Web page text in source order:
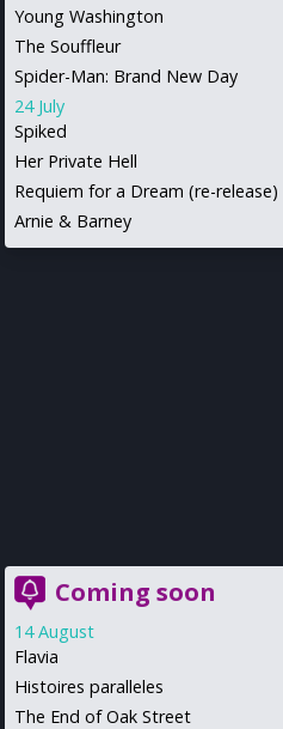
Young Washington
The Souffleur
Spider-Man: Brand New Day
24 July
Spiked
Her Private Hell
Requiem for a Dream (re-release)
Arnie & Barney
Coming soon
14 August
Flavia
Histoires paralleles
The End of Oak Street